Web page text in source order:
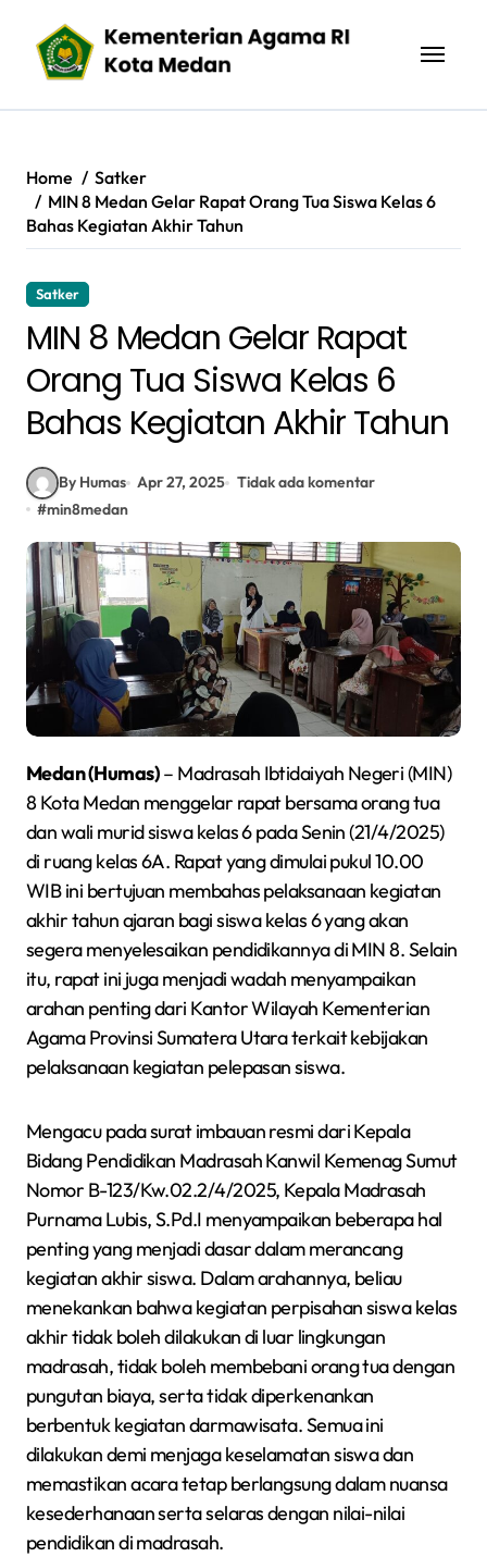
content
Home
Satker
MIN 8 Medan Gelar Rapat Orang Tua Siswa Kelas 6
Bahas Kegiatan Akhir Tahun
Satker
MIN 8 Medan Gelar Rapat
Orang Tua Siswa Kelas 6
Bahas Kegiatan Akhir Tahun
By Humas Apr 27, 2025 Tidak ada komentar
#min8medan
Medan (Humas)– Madrasah Ibtidaiyah Negeri (MIN)
8 Kota Medan menggelar rapat bersama orang tua
dan wali murid siswa kelas 6 pada Senin (21/4/2025)
di ruang kelas 6A. Rapat yang dimulai pukul 10.00
WIB ini bertujuan membahas pelaksanaan kegiatan
akhir tahun ajaran bagi siswa kelas 6 yang akan
segera menyelesaikan pendidikannya di MIN 8. Selain
itu, rapat ini juga menjadi wadah menyampaikan
arahan penting dari Kantor Wilayah Kementerian
Agama Provinsi Sumatera Utara terkait kebijakan
pelaksanaan kegiatan pelepasan siswa.
Mengacu pada surat imbauan resmi dari Kepala
Bidang Pendidikan Madrasah Kanwil Kemenag Sumut
Nomor B-123/Kw.02.2/4/2025, Kepala Madrasah
Purnama Lubis, S.Pd.I menyampaikan beberapa hal
penting yang menjadi dasar dalam merancang
kegiatan akhir siswa. Dalam arahannya, beliau
menekankan bahwa kegiatan perpisahan siswa kelas
akhir tidak boleh dilakukan di luar lingkungan
madrasah, tidak boleh membebani orang tua dengan
pungutan biaya, serta tidak diperkenankan
berbentuk kegiatan darmawisata. Semua ini
dilakukan demi menjaga keselamatan siswa dan
memastikan acara tetap berlangsung dalam nuansa
kesederhanaan serta selaras dengan nilai-nilai
pendidikan di madrasah.